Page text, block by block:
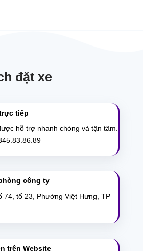
đặt xe
tiếp
hỗ trợ nhanh chóng và tận tâm.
công ty
74, tổ 23, Phường Việt Hưng, TP
trên Website